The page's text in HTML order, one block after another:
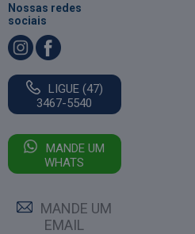
Nossas redes
sociais
LIGUE (47)
3467-5540
MANDE UM
WHATS
MANDE UM
EMAIL